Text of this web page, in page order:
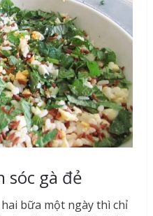
sóc gà đẻ
bữa một ngày thì chỉ